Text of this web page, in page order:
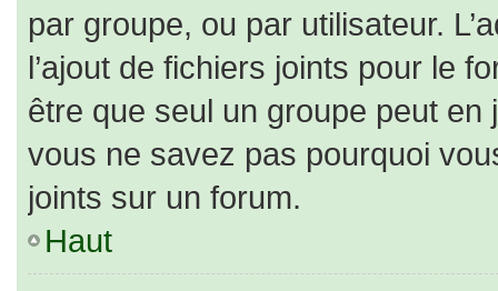
par groupe, ou par utilisateur.
l’ajout de fichiers joints pour le
être que seul un groupe peut en
vous ne savez pas pourquoi
joints sur un forum.
Haut